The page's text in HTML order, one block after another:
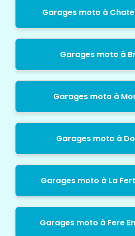
Garages moto à
Garages moto à
Garages moto à
Garages moto à
Garages moto à La
Garages moto à Fere